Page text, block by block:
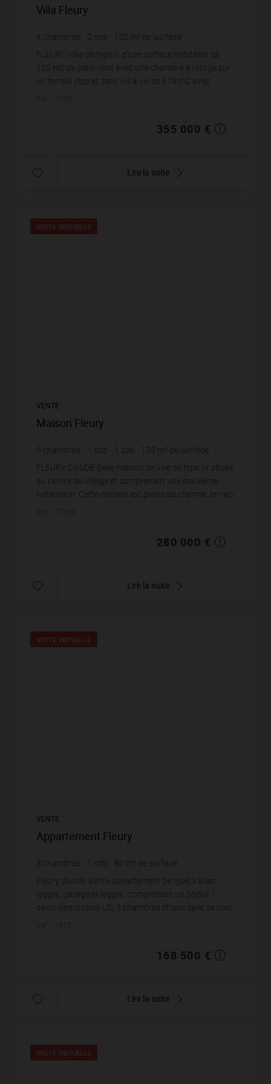
Villa Fleury
4 chambres 2 sde 152 m² de surface
619
prix / m²
FLEURY Villa de type V d'une surface habitable de
152 m2 de plain-pied avec une chambre à l'étage sur
un terrain clos et sans vis à vis de 619 m2 avec
355 000 €
Lire la suite
VISITE VIRTUELLE
VENTE
Maison Fleury
5 chambres sdb sde 135 m² de surface
2 074,07 €
prix / m²
FLEURY D'AUDE Belle maison de ville de type IV située
au centre du village et comprenant une deuxième
habitation. Cette maison est pleine de charme, en rez-
280 000 €
Lire la suite
VISITE VIRTUELLE
VENTE
Appartement Fleury
3 chambres sdb 80 m² de surface
m² de terrain
Fleury d'Aude Vente appartement de type 3 avec
loggia, garage et loggia, comprenant un séjour /
salon une cuisine US, 3 chambres et une salle de bain.
168 500 €
Lire la suite
VISITE VIRTUELLE